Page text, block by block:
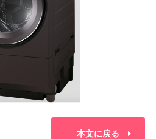
本文に戻る